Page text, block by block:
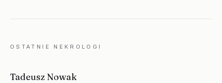
OSTATNIE NEKROLOGI
Tadeusz Nowak